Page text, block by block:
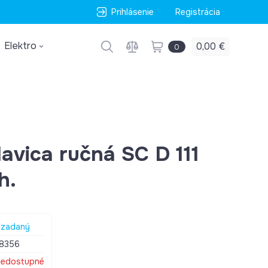
Prihlásenie Registrácia
Elektro 0 0,00 €
ručná SC D 111